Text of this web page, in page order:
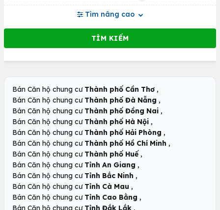
Tìm nâng cao
Bán Căn hộ chung cư Thành phố Cần Thơ ,
Bán Căn hộ chung cư Thành phố Đà Nẵng ,
Bán Căn hộ chung cư Thành phố Đồng Nai ,
Bán Căn hộ chung cư Thành phố Hà Nội ,
Bán Căn hộ chung cư Thành phố Hải Phòng ,
Bán Căn hộ chung cư Thành phố Hồ Chí Minh ,
Bán Căn hộ chung cư Thành phố Huế ,
Bán Căn hộ chung cư Tỉnh An Giang ,
Bán Căn hộ chung cư Tỉnh Bắc Ninh ,
Bán Căn hộ chung cư Tỉnh Cà Mau ,
Bán Căn hộ chung cư Tỉnh Cao Bằng ,
Bán Căn hộ chung cư Tỉnh Đắk Lắk ,